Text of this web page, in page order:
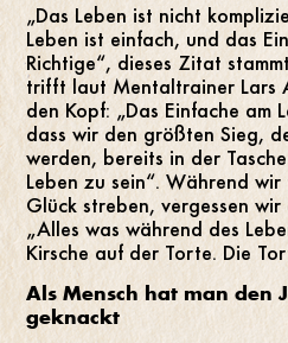
„Das Leben ist nicht
Leben ist einfach, und das
Richtige“, dieses Zitat
trifft laut Mentaltrainer Lars
den Kopf: „Das Einfache am
dass wir den größten Sieg,
werden, bereits in der
Leben zu sein“. Während
Glück streben, vergessen
„Alles was während des
Kirsche auf der Torte. Die
Als Mensch hat man den
geknackt